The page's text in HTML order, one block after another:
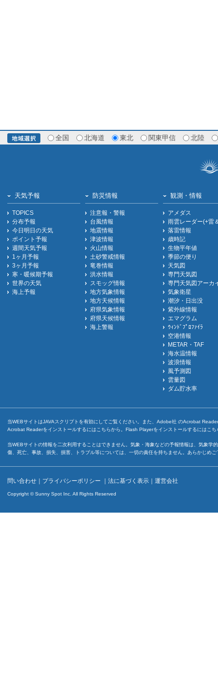
全国 北海道 東北 関東甲信 北陸
天気予報
TOPICS
分布予報
今日明日の天気
ポイント予報
週間天気予報
1ヶ月予報
3ヶ月予報
寒・暖候期予報
世界の天気
海上予報
防災情報
注意報・警報
台風情報
地震情報
津波情報
火山情報
土砂警戒情報
竜巻情報
洪水情報
スモッグ情報
地方気象情報
地方天候情報
府県気象情報
府県天候情報
海上警報
観測・情報
アメダス
雨雲レーダー(+雷
落雷情報
歳時記
生物平年値
季節の便り
天気図
専門天気図
専門天気図アーカ
気象衛星
潮汐・日出没
紫外線情報
エマグラム
ｳｨﾝﾄﾞﾌﾟﾛﾌｧｲﾗ
空港情報
METAR・TAF
海水温情報
波浪情報
風予測図
雲量図
ダム貯水率
当WEBサイトはJAVAスクリプトを有効にしてご覧ください。また、Adobe社 のAcrobat
Acrobat Readerをインストールするには こちらから。Flash Playerをインストールするには こち
当WEBサイトの情報を二次利用することはできません。気象・海象などの予報情報は、気象
傷、死亡、事故、損失、損害、トラブル等については、一切の責任を持ちません。あらかじめ
問い合わせ ｜ プライバシーポリシー ｜ 法に基づく表示 ｜ 運営会社
Copyright © Sunny Spot Inc. All Rights Reserved